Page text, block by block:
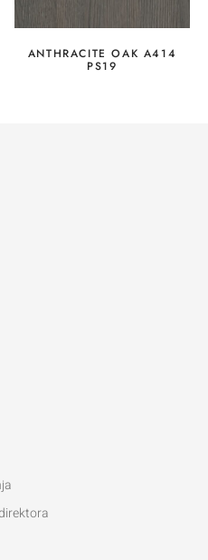
ANTHRACITE OAK A414
PS19